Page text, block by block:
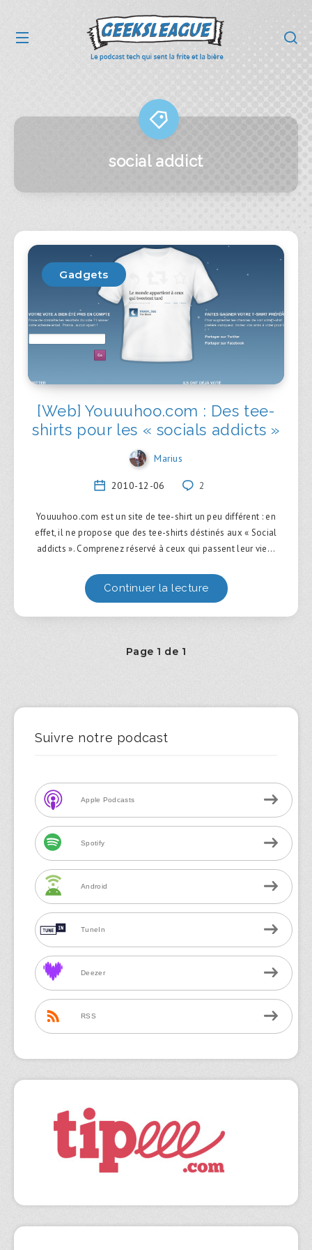
social addict
Gadgets
[Web] Youuuhoo.com : Des tee-
shirts pour les « socials addicts »
Marius
2010-12-06 2
Youuuhoo.com est un site de tee-shirt un peu différent : en
effet, il ne propose que des tee-shirts déstinés aux « Social
addicts ». Comprenez réservé à ceux qui passent leur vie…
Continuer la lecture
Page 1 de 1
Suivre notre podcast
Apple Podcasts
Spotify
Android
TuneIn
Deezer
RSS